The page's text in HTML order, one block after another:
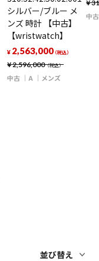
シルバー/ブルー メ
ンズ 時計 【中古】
【wristwatch】
¥2,596,000（税込）
¥ 2,563,000（税込）
中古 A メンズ
¥
中古